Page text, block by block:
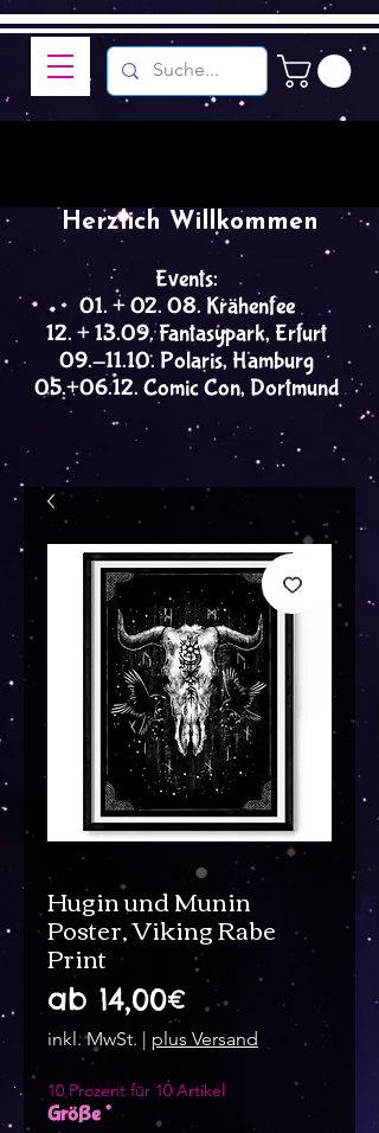
Events:
01. + 02. 08. Krähenfee
12. + 13.09. Fantasypark, Erfurt
09.-11.10. Polaris, Hamburg
05.+06.12. Comic Con, Dortmund
Herzlich Willkommen
Hugin und Munin
Poster, Viking Rabe
Print
ab 14,00€Sale-
Preis
inkl. MwSt. | plus Versand
10 Prozent für 10 Artikel
Größe*